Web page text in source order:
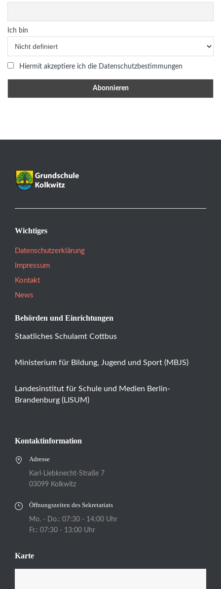
Ich bin
Hiermit akzeptiere ich die Datenschutzbestimmungen
Wichtiges
Datenschutzerklärung
Impressum
Kontakt
News
Behörden und Einrichtungen
Staatliches Schulamt Cottbus
Ministerium für Bildung, Jugend und Sport (MBJS)
Landesinstitut für Schule und Medien Berlin-
Brandenburg (LISUM)
Kontaktinformation
Adresse
Karl-Liebknecht-Straße 7
03099 Kolkwitz
Öffnungszeiten des Sekretariats
Mo. - Do.: 07:30 - 14:00 Uhr
Fr.: 07:30 - 13:00 Uhr
Karte